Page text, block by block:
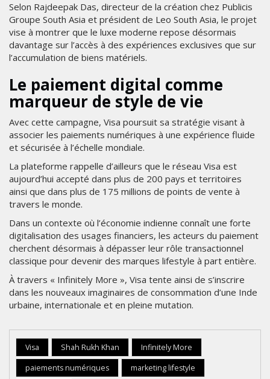
Selon Rajdeepak Das, directeur de la création chez Publicis
Groupe South Asia et président de Leo South Asia, le projet
vise à montrer que le luxe moderne repose désormais
davantage sur l’accès à des expériences exclusives que sur
l’accumulation de biens matériels.
Le paiement digital comme
marqueur de style de vie
Avec cette campagne, Visa poursuit sa stratégie visant à
associer les paiements numériques à une expérience fluide
et sécurisée à l’échelle mondiale.
La plateforme rappelle d’ailleurs que le réseau Visa est
aujourd’hui accepté dans plus de 200 pays et territoires
ainsi que dans plus de 175 millions de points de vente à
travers le monde.
Dans un contexte où l’économie indienne connaît une forte
digitalisation des usages financiers, les acteurs du paiement
cherchent désormais à dépasser leur rôle transactionnel
classique pour devenir des marques lifestyle à part entière.
À travers « Infinitely More », Visa tente ainsi de s’inscrire
dans les nouveaux imaginaires de consommation d’une Inde
urbaine, internationale et en pleine mutation.
Visa Shah Rukh Khan
Infinitely More
paiements numériques
marketing lifestyle